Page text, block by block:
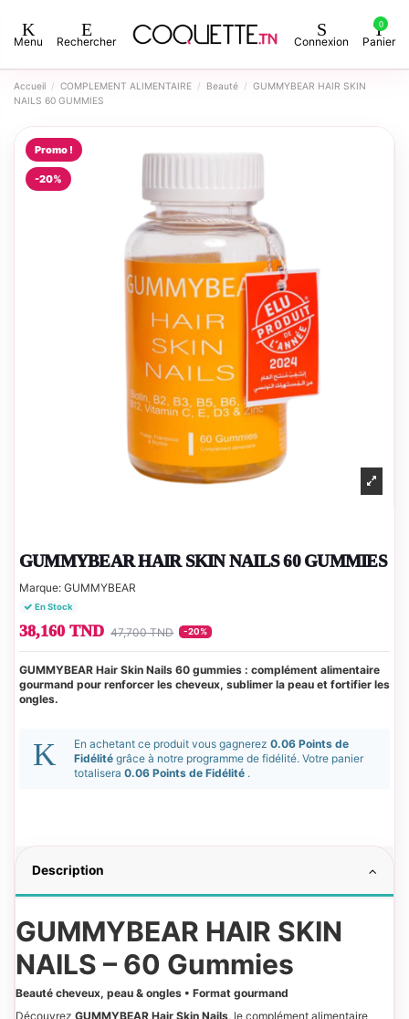
Menu Rechercher Connexion
0
Panier
Accueil COMPLEMENT ALIMENTAIRE Beauté
GUMMYBEAR HAIR SKIN
NAILS 60 GUMMIES
Promo !
-20%
GUMMYBEAR HAIR SKIN NAILS 60 GUMMIES
Marque: GUMMYBEAR
En Stock
38,160 TND 47,700 TND -20%
GUMMYBEAR Hair Skin Nails 60 gummies : complément alimentaire
gourmand pour renforcer les cheveux, sublimer la peau et fortifier les
ongles.
En achetant ce produit vous gagnerez 0.06 Points de
Fidélité grâce à notre programme de fidélité. Votre panier
totalisera 0.06 Points de Fidélité .
Description
GUMMYBEAR HAIR SKIN
NAILS – 60 Gummies
Beauté cheveux, peau & ongles • Format gourmand
Découvrez GUMMYBEAR Hair Skin Nails, le complément alimentaire